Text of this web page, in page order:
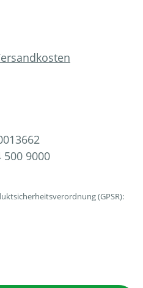
500 9000
(GPSR):